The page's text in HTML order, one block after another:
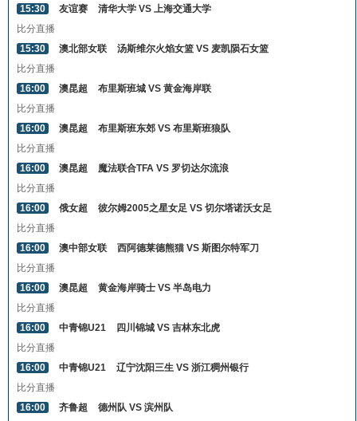
15:30
友谊赛
清华大学 VS 上海交通大学
比分直播
15:30
澳北部女联
汤斯维尔火焰女篮 VS 麦凯陨石女篮
比分直播
16:00
澳昆超
布里斯班城 VS 黄金海岸联
比分直播
16:00
澳昆超
布里斯班东郊 VS 布里斯班狼队
比分直播
16:00
澳昆超
魔法联合TFA VS 罗切达尔流浪
比分直播
16:00
俄女超
彼尔姆2005之星女足 VS 切尔塔诺沃女足
比分直播
16:00
澳中部女联
西阿德莱德熊猫 VS 斯图尔特军刀
比分直播
16:00
澳昆超
黄金海岸骑士 VS 半岛电力
比分直播
16:00
中青锦U21
四川锦城 VS 吉林东北虎
比分直播
16:00
中青锦U21
辽宁沈阳三生 VS 浙江稠州银行
比分直播
16:00
齐鲁超
德州队 VS 滨州队